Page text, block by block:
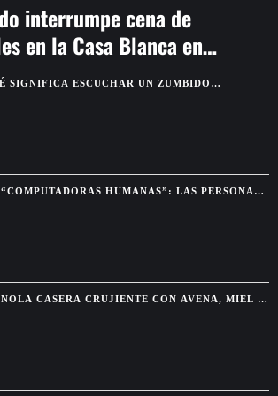
interrumpe cena de
en la Casa Blanca en
SIGNIFICA ESCUCHAR UN ZUMBIDO
HUMANAS”: LAS PERSONAS
HACÍAN LOS CÁLCULOS ANTES DE LAS
CASERA CRUJIENTE CON AVENA, MIEL Y
SECOS